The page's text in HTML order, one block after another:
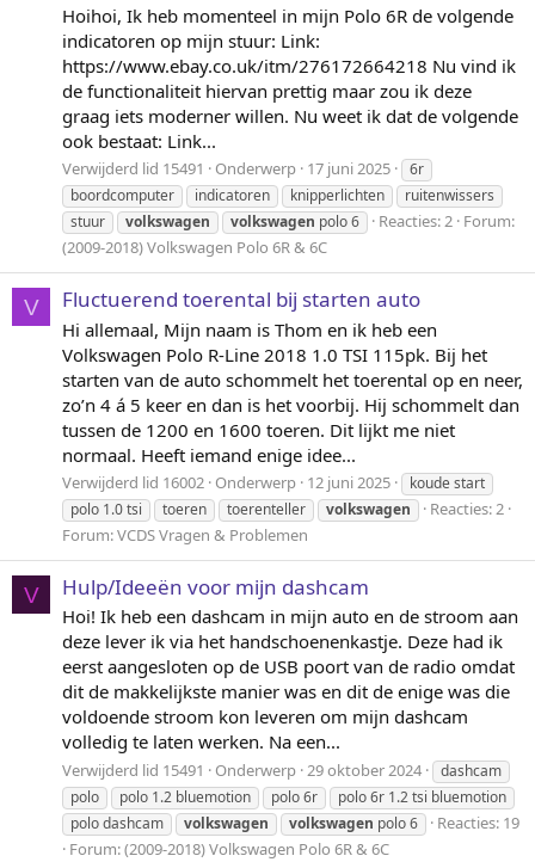
Hoihoi, Ik heb momenteel in mijn Polo 6R de volgende
indicatoren op mijn stuur: Link:
https://www.ebay.co.uk/itm/276172664218 Nu vind ik
de functionaliteit hiervan prettig maar zou ik deze
graag iets moderner willen. Nu weet ik dat de volgende
ook bestaat: Link...
Verwijderd lid 15491 Onderwerp 17 juni 2025
6r
boordcomputer
indicatoren knipperlichten
ruitenwissers
stuur
volkswagen volkswagen polo 6 Reacties: 2 Forum:
(2009-2018) Volkswagen Polo 6R & 6C
V Fluctuerend toerental bij starten auto
Hi allemaal, Mijn naam is Thom en ik heb een
Volkswagen Polo R-Line 2018 1.0 TSI 115pk. Bij het
starten van de auto schommelt het toerental op en neer,
zo’n 4 á 5 keer en dan is het voorbij. Hij schommelt dan
tussen de 1200 en 1600 toeren. Dit lijkt me niet
normaal. Heeft iemand enige idee...
Verwijderd lid 16002 Onderwerp 12 juni 2025
koude start
polo 1.0 tsi
toeren toerenteller volkswagen
Reacties: 2
Forum:VCDS Vragen & Problemen
V Hulp/Ideeën voor mijn dashcam
Hoi! Ik heb een dashcam in mijn auto en de stroom aan
deze lever ik via het handschoenenkastje. Deze had ik
eerst aangesloten op de USB poort van de radio omdat
dit de makkelijkste manier was en dit de enige was die
voldoende stroom kon leveren om mijn dashcam
volledig te laten werken. Na een...
Verwijderd lid 15491 Onderwerp 29 oktober 2024
dashcam
polo
polo 1.2 bluemotion polo 6r
polo 6r 1.2 tsi bluemotion
polo dashcam
volkswagen volkswagen polo 6
Reacties: 19
Forum:(2009-2018) Volkswagen Polo 6R & 6C